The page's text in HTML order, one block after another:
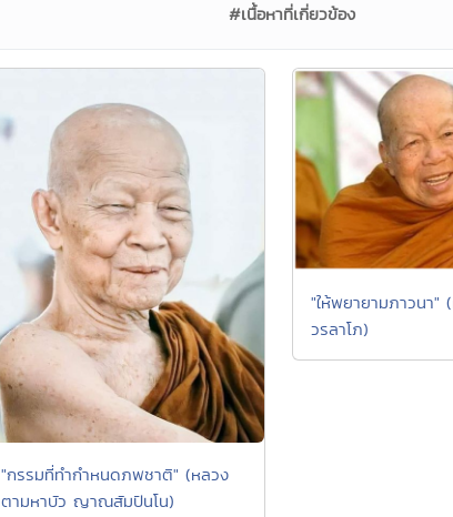
#เนื้อหาที่เกี่ยวข้อง
"กรรมที่ทำกำหนดภพชาติ" (หลวง
ตามหาบัว ญาณสัมปันโน)
"ให้พยายามภาวนา"
วรลาโภ)